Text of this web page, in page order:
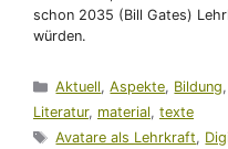
schon 2035 (Bill Gates)
würden.
Kategorien
Aktuell,Aspekte, Bildung
Literatur, material, texte
Schlagwörter
Avatare als Lehrkraft,